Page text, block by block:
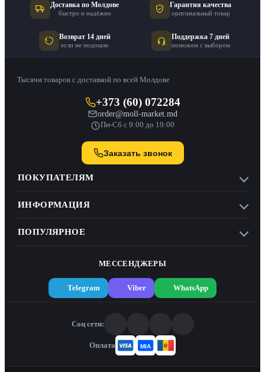
Доставка по Молдове
быстро и надёжно
Гарантия качества
оригинальный товар
Возврат 14 дней
если не подошло
Поддержка 7 дней
поможем с выбором
Тысячи товаров с доставкой по всей Молдове
+373 (60) 072284
order@moll-market.md
Пн-Сб с 9:00 до 19:00
Заказать звонок
ПОКУПАТЕЛЯМ
ИНФОРМАЦИЯ
ПОПУЛЯРНОЕ
МЕССЕНДЖЕРЫ
Telegram Viber WhatsApp
Соц сети:
Оплата